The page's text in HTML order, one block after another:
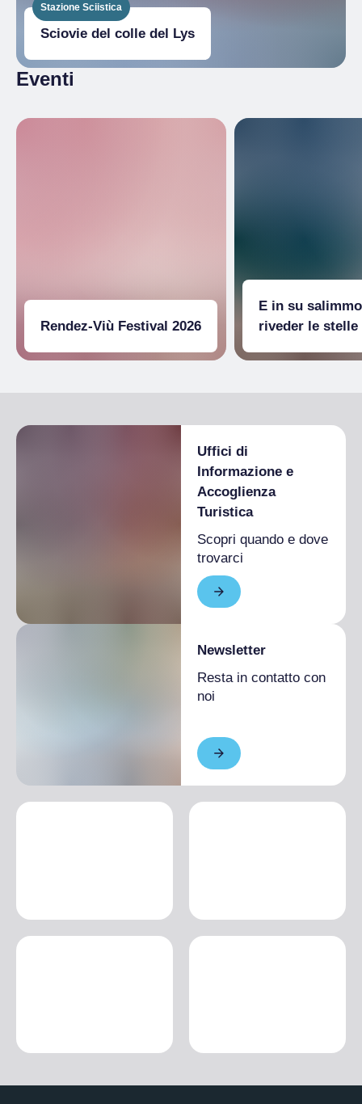
Stazione Sciistica
Sciovie del colle del Lys
Eventi
Rendez-Viù Festival 2026
E in su
riveder le stelle
Uffici di
Informazione e
Accoglienza
Turistica
Scopri quando e dove
trovarci
Newsletter
Resta in contatto con
noi